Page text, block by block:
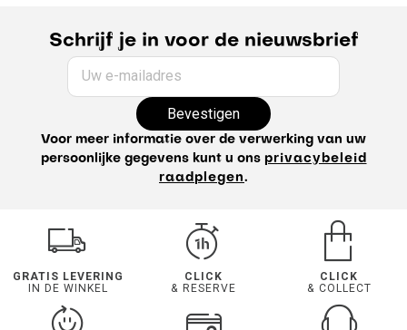
Schrijf je in voor de nieuwsbrief
Uw e-mailadres
Bevestigen
Voor meer informatie over de verwerking van uw
persoonlijke gegevens kunt u ons privacybeleid
raadplegen.
GRATIS LEVERING
IN DE WINKEL
CLICK
& RESERVE
CLICK
& COLLECT